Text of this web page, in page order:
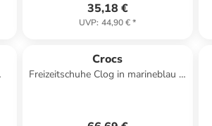
35,18 €
UVP: 44,90 €*
Crocs
Freizeitschuhe Clog in marineblau in